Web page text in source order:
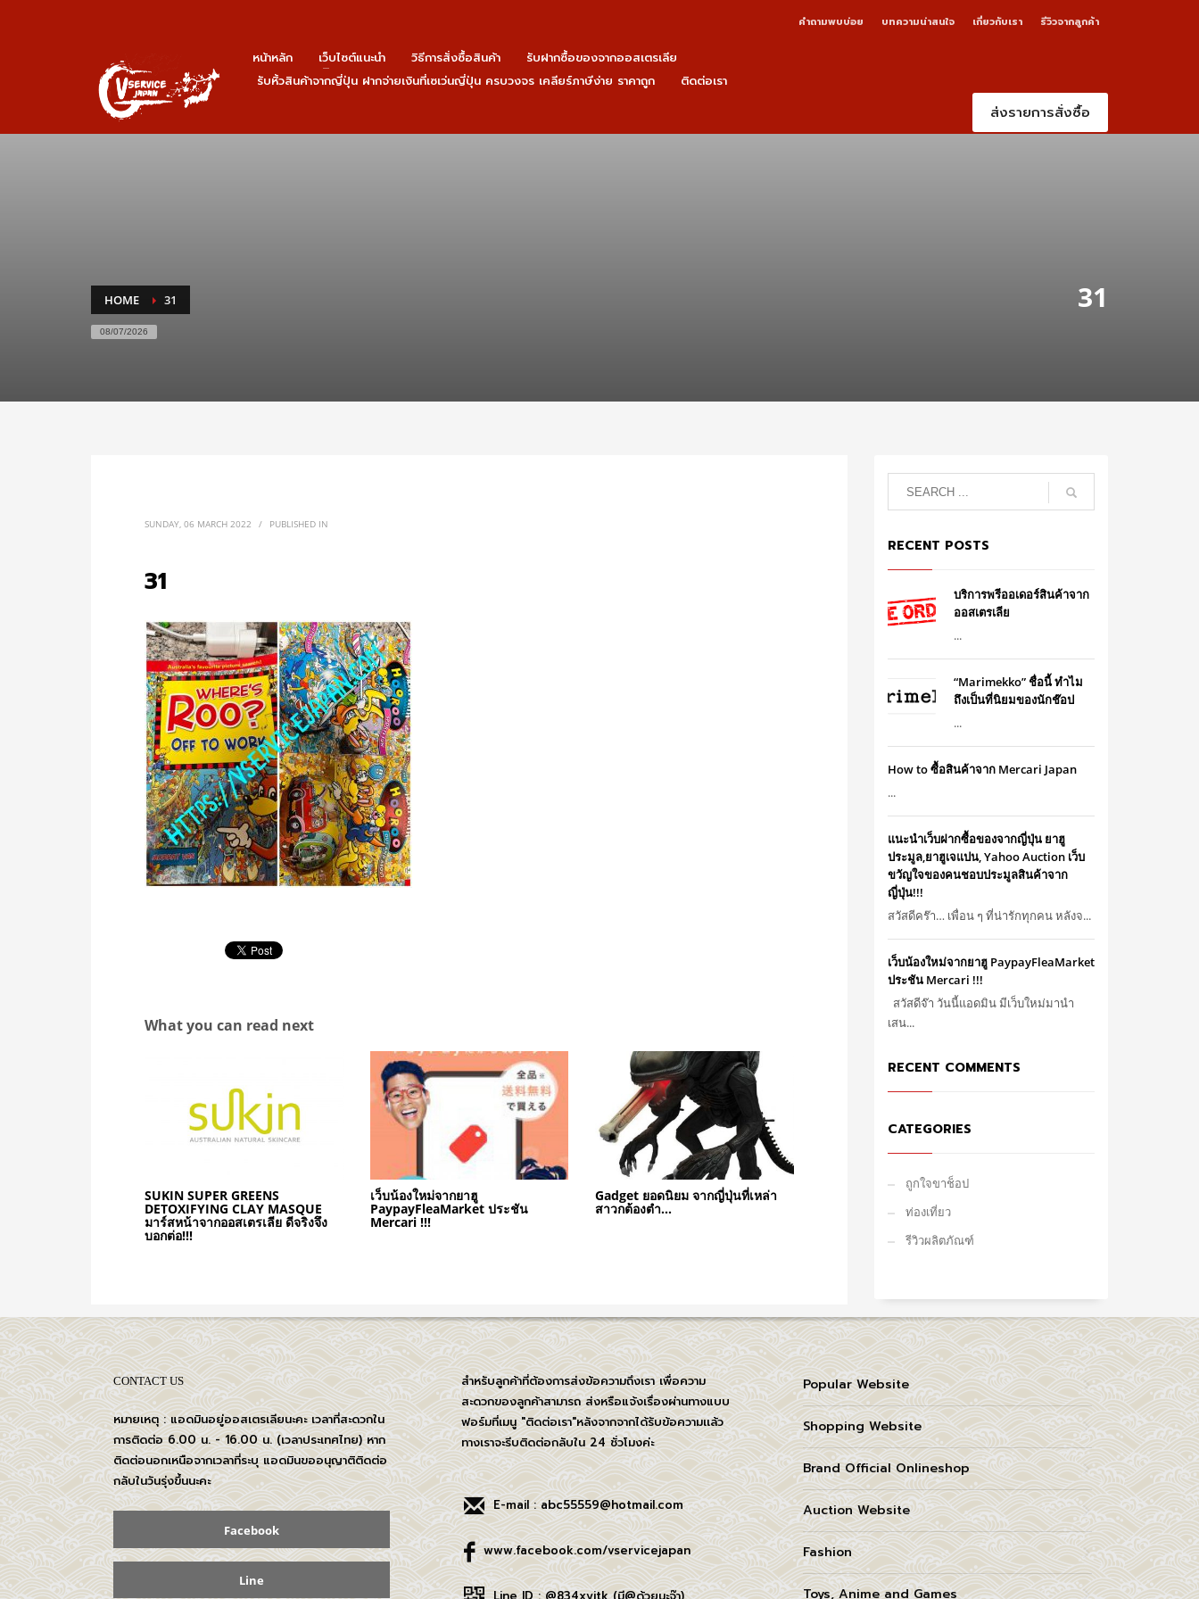
คำถามพบบ่อย บทความน่าสนใจ เกี่ยวกับเรา รีวิวจากลูกค้า
หน้าหลัก เว็บไซต์แนะนำ วิธีการสั่งซื้อสินค้า
รับฝากซื้อของจากออสเตรเลีย
รับหิ้วสินค้าจากญี่ปุ่น ฝากจ่ายเงินที่เซเว่นญี่ปุ่น ครบวงจร เคลียร์ภาษีง่าย ราคาถูก
ติดต่อเรา
ส่งรายการสั่งซื้อ
HOME 31
08/07/2026
31
SUNDAY, 06 MARCH 2022 / PUBLISHED IN
31
What you can read next
SUKIN SUPER GREENS
DETOXIFYING CLAY MASQUE
มาร์สหน้าจากออสเตรเลีย ดีจริงจึง
บอกต่อ!!!
เว็บน้องใหม่จากยาฮู
PaypayFleaMarket ประชัน
Mercari !!!
Gadget ยอดนิยม จากญี่ปุ่นที่เหล่า
สาวกต้องตำ…
RECENT POSTS
บริการพรีออเดอร์สินค้าจาก
ออสเตรเลีย
...
“Marimekko” ชื่อนี้ ทำไม
ถึงเป็นที่นิยมของนักช๊อป
...
How to ซื้อสินค้าจาก Mercari Japan
...
แนะนำเว็บฝากซื้อของจากญี่ปุ่น ยาฮู
ประมูล,ยาฮูเจแปน, Yahoo Auction เว็บ
ขวัญใจของคนชอบประมูลสินค้าจาก
ญี่ปุ่น!!!
สวัสดีคร๊า… เพื่อน ๆ ที่น่ารักทุกคน หลังจ...
เว็บน้องใหม่จากยาฮู PaypayFleaMarket
ประชัน Mercari !!!
สวัสดีจ๊า วันนี้แอดมิน มีเว็บใหม่มานำ
เสน...
RECENT COMMENTS
CATEGORIES
ถูกใจขาช็อป
ท่องเที่ยว
รีวิวผลิตภัณฑ์
CONTACT US
หมายเหตุ : แอดมินอยู่ออสเตรเลียนะคะ เวลาที่สะดวกใน
การติดต่อ 6.00 น. - 16.00 น. (เวลาประเทศไทย) หาก
ติดต่อนอกเหนือจากเวลาที่ระบุ แอดมินขออนุญาติติดต่อ
กลับในวันรุ่งขึ้นนะคะ
Facebook
Line
สำหรับลูกค้าที่ต้องการส่งข้อความถึงเรา เพื่อความ
สะดวกของลูกค้าสามารถ ส่งหรือแจ้งเรื่องผ่านทางแบบ
ฟอร์มที่เมนู "ติดต่อเรา"หลังจากจากได้รับข้อความเเล้ว
ทางเราจะรีบติดต่อกลับใน 24 ชั่วโมงค่ะ
E-mail : abc55559@hotmail.com
www.facebook.com/vservicejapan
Popular Website
Shopping Website
Brand Official Onlineshop
Auction Website
Fashion
Toys, Anime and Games